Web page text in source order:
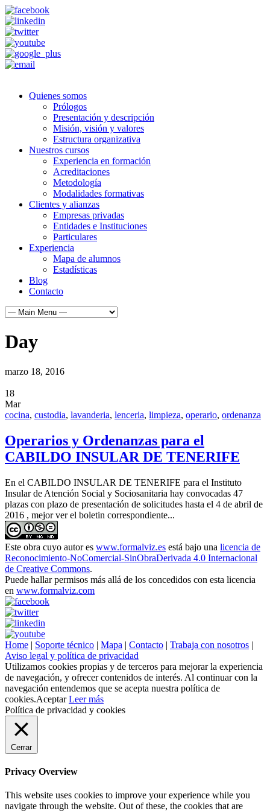
Quienes somos
Prólogos
Presentación y descripción
Misión, visión y valores
Estructura organizativa
Nuestros cursos
Experiencia en formación
Acreditaciones
Metodología
Modalidades formativas
Clientes y alianzas
Empresas privadas
Entidades e Instituciones
Particulares
Experiencia
Mapa de alumnos
Estadísticas
Blog
Contacto
Day
marzo 18, 2016
18
Mar
cocina, custodia, lavanderia, lenceria, limpieza, operario, ordenanza
Operarios y Ordenanzas para el
CABILDO INSULAR DE TENERIFE
En el CABILDO INSULAR DE TENERIFE para el Instituto
Insular de Atención Social y Sociosanitaria hay convocadas 47
plazas con plazo de presentación de solicitudes hasta el 4 de abril de
2016 , mejor ver el boletin correspondiente...
Este obra cuyo autor es www.formalviz.es está bajo una licencia de
Reconocimiento-NoComercial-SinObraDerivada 4.0 Internacional
de Creative Commons.
Puede hallar permisos más allá de los concedidos con esta licencia
en www.formalviz.com
Home | Soporte técnico | Mapa | Contacto | Trabaja con nosotros |
Aviso legal y política de privacidad
Utilizamos cookies propias y de terceros para mejorar la experiencia
de navegación, y ofrecer contenidos de interés. Al continuar con la
navegación entendemos que se acepta nuestra política de
cookies.Aceptar Leer más
Política de privacidad y cookies
Cerrar
Privacy Overview
This website uses cookies to improve your experience while you
navigate through the website. Out of these, the cookies that are